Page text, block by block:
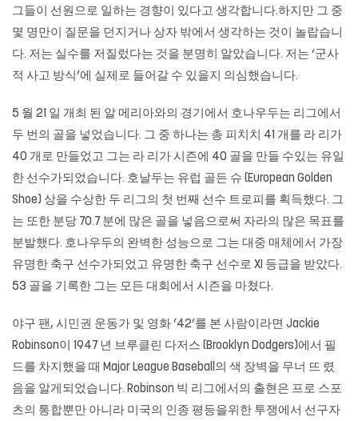
그들이 선원으로 일하는 경향이 있다고 생각합니다.하지만 그 중
몇 명만이 질문을 던지거나 상자 밖에서 생각하는 것이 놀랍습니
다. 저는 실수를 저질렀다는 것을 분명히 알았습니다. 저는 ‘군사
적 사고 방식’에 실제로 들어갈 수 있을지 의심했습니다.
5 월 21 일 개최 된 알 메리아와의 경기에서 호나우두는 리그에서
두 번의 골을 넣었습니다. 그 중 하나는 총 피치치 41 개를 라 리가
40 개로 만들었고 그는 라 리가 시즌에 40 골을 만들 수있는 유일
한 선수가되었습니다. 호날두는 유럽 골든 슈 (European Golden
Shoe) 상을 수상한 두 리그의 첫 번째 선수 트로피를 획득했다. 그
는 또한 분당 70.7 분에 많은 골을 넣음으로써 자라의 많은 목표를
분발했다. 호나우두의 완벽한 성능으로 그는 대중 매체에서 가장
유명한 축구 선수가되었고 유명한 축구 선수로 XI 등급을 받았다.
53 골을 기록한 그는 모든 대회에서 시즌을 마쳤다.
야구 팬, 시민권 운동가 및 영화 ’42’를 본 사람이라면 Jackie
Robinson이 1947 년 브루클린 다저스 (Brooklyn Dodgers)에서 필
드를 차지했을 때 Major League Baseball의 색 장벽을 무너 뜨 렸
음을 알게되었습니다. Robinson 빅 리그에서의 출현은 프로 스포
츠의 통합뿐만 아니라 미국의 인종 평등을위한 투쟁에서 선구자